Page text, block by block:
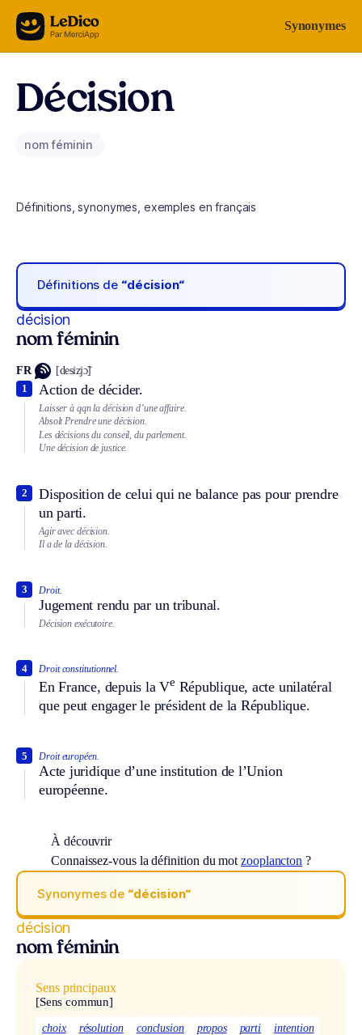
Aller au contenu Synonymes
Décision
nom féminin
Définitions, synonymes, exemples en français
Définitions de “décision“
décision
nom féminin
FR [desizjɔ̃]
Action de décider.
1
Laisser à qqn la décision d’une affaire.
Absolt Prendre une décision.
Les décisions du conseil, du parlement.
Une décision de justice.
Disposition de celui qui ne balance pas pour prendre
un parti.
2
Agir avec décision.
Il a de la décision.
Droit.
Jugement rendu par un tribunal.
3
Décision exécutoire.
Droit constitutionnel.
En France, depuis la Ve République, acte unilatéral
que peut engager le président de la République.
4
Droit européen.
Acte juridique d’une institution de l’Union
européenne.
5
À découvrir
Connaissez-vous la définition du motzooplancton ?
Synonymes de “décision“
décision
nom féminin
Sens principaux
[Sens commun]
choix résolution conclusion propos parti
intention